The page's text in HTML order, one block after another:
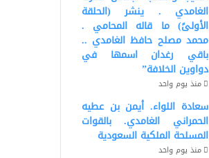
الغامدي . ينشر (الحلقة
الأولىً) ما قاله المحامي .
محمد مصلح حافظ الغامدي ..
باقي رغدان اسمها في
دواوين الخلافة”
منذ يوم واحد
سعادة اللواء. أيمن بن عطيه
الحمراني الغامدي. بالقوات
المسلحة الملكية السعودية
منذ يوم واحد